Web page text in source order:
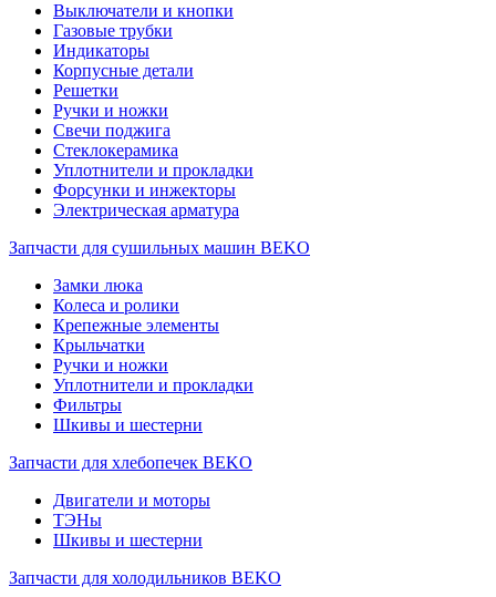
Выключатели и кнопки
Газовые трубки
Индикаторы
Корпусные детали
Решетки
Ручки и ножки
Свечи поджига
Стеклокерамика
Уплотнители и прокладки
Форсунки и инжекторы
Электрическая арматура
Запчасти для сушильных машин BEKO
Замки люка
Колеса и ролики
Крепежные элементы
Крыльчатки
Ручки и ножки
Уплотнители и прокладки
Фильтры
Шкивы и шестерни
Запчасти для хлебопечек BEKO
Двигатели и моторы
ТЭНы
Шкивы и шестерни
Запчасти для холодильников BEKO